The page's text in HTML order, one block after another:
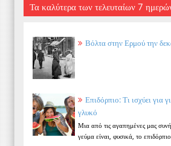
Τα καλύτερα των τελευταίων 7
Βόλτα στην Ερμού την
Επιδόρπιο: Τι ισχύει για
γλυκό
Μια από τις αγαπημένες μας
γεύμα είναι, φυσικά, το